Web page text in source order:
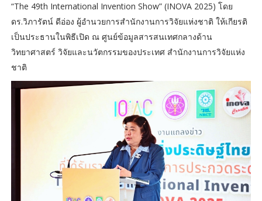
“The 49th International Invention Show” (INOVA 2025) โดย
ดร.วิภารัตน์ ดีอ่อง ผู้อำนวยการสำนักงานการวิจัยแห่งชาติ ให้เกียรติ
เป็นประธานในพิธีเปิด ณ ศูนย์ข้อมูลสารสนเทศกลางด้าน
วิทยาศาสตร์ วิจัยและนวัตกรรมของประเทศ สำนักงานการวิจัยแห่ง
ชาติ